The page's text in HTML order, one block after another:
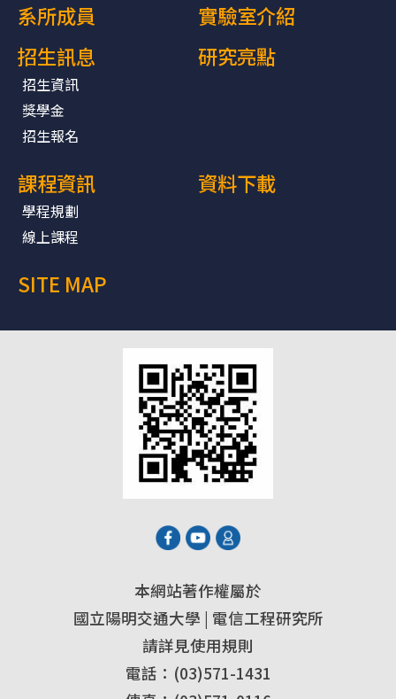
系所成員
實驗室介紹
招生訊息
招生資訊
獎學金
招生報名
研究亮點
課程資訊
學程規劃
線上課程
資料下載
SITE MAP
本網站著作權屬於
國立陽明交通大學 | 電信工程研究所
請詳見使用規則
電話：(03)571-1431